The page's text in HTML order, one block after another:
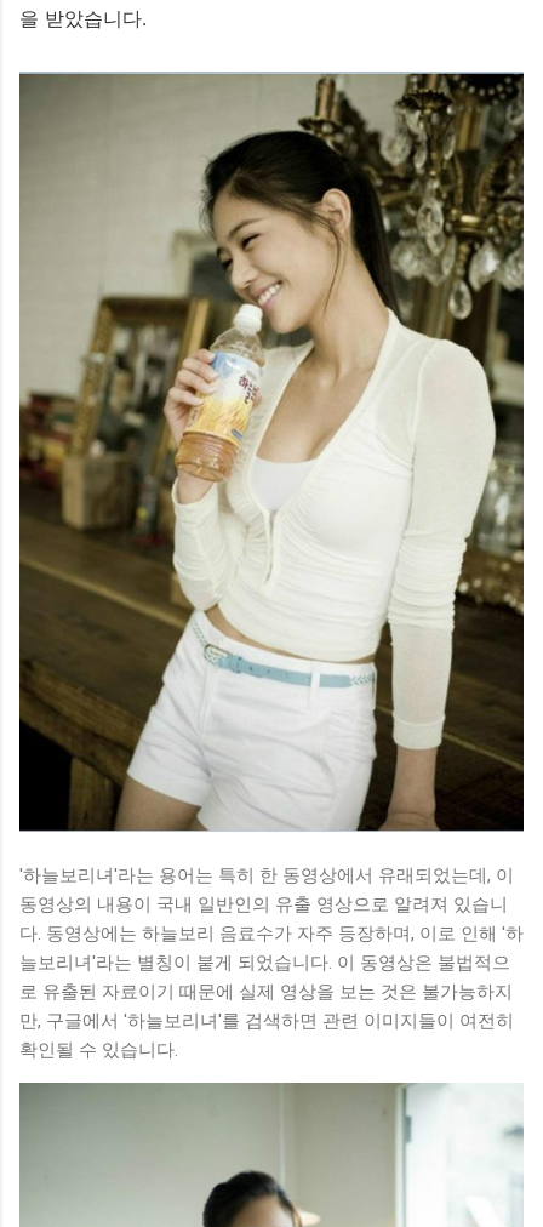
을 받았습니다.
'하늘보리녀'라는 용어는 특히 한 동영상에서 유래되었는데, 이
동영상의 내용이 국내 일반인의 유출 영상으로 알려져 있습니
다. 동영상에는 하늘보리 음료수가 자주 등장하며, 이로 인해 '하
늘보리녀'라는 별칭이 붙게 되었습니다. 이 동영상은 불법적으
로 유출된 자료이기 때문에 실제 영상을 보는 것은 불가능하지
만, 구글에서 '하늘보리녀'를 검색하면 관련 이미지들이 여전히
확인될 수 있습니다.